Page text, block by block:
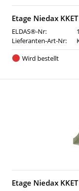
Etage Niedax
ELDAS®-Nr:
Lieferanten-Art-Nr:
Wird bestellt
Etage Niedax